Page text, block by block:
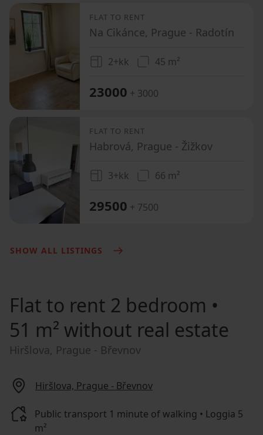
FLAT TO RENT
Na Cikánce, Prague - Radotín
2+kk 45 m²
23000 + 3000
FLAT TO RENT
Habrová, Prague - Žižkov
3+kk 66 m²
29500 + 7500
SHOW ALL LISTINGS
Flat to rent 2 bedroom •
51 m² without real estate
Hiršlova, Prague - Břevnov
Hiršlova, Prague - Břevnov
Public transport 1 minute of walking • Loggia 5
m²